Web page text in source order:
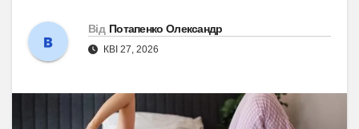
Від Потапенко Олександр
КВІ 27, 2026